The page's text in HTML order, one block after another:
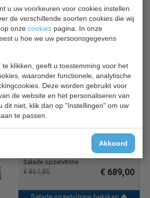
u uw voorkeuren voor cookies instellen.
de verschillende soorten cookies die wij
onze cookies pagina. In onze
u hoe we uw persoonsgegevens
te klikken, geeft u toestemming voor het
waaronder functionele, analytische
Deze worden gebruikt voor
de website en het personaliseren van
dit niet, klik dan op "Instellingen" om uw
te passen.
Akkoord
CS 7450.0029
Salade opzetvitrine
€ 785,00 € 550,00
Salade opzetvitrine bekijken
Salade opzetvitrine
€ 861,85 € 689,00